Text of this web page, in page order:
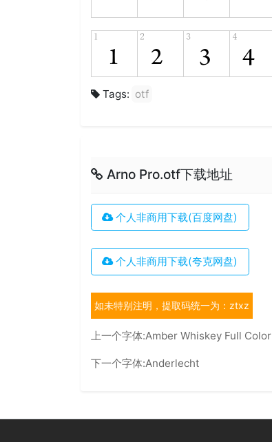
Tags: otf
Arno Pro.otf下载地址
个人非商用下载(百度网盘)
个人非商用下载(夸克网盘)
如未特别注明，提取码统一为：ztxz
上一个字体:Amber Whiskey Full Color
下一个字体:Anderlecht